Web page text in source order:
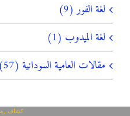
لغة الفور (9)
لغة الميدوب (1)
مقالات العامية السودانية (57)
كشاف